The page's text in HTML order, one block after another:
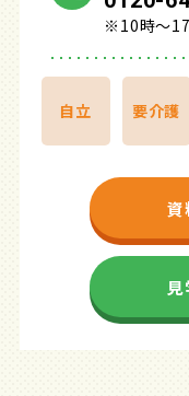
※10時～
自立 要介護